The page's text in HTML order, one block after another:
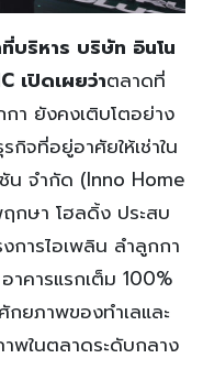
บริหาร บริษัท อินโน
เปิดเผยว่าตลาดที่
า ยังคงเติบโตอย่าง
จที่อยู่อาศัยให้เช่าใน
น จำกัด (Inno Home
กษา โฮลดิ้ง ประสบ
งการไอเพลิน ลำลูกกา
าคารแรกเต็ม 100%
กยภาพของทำเลและ
พในตลาดระดับกลาง